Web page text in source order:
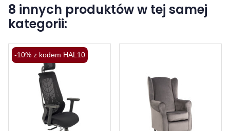
8 innych produktów w tej samej
kategorii:
-10% z kodem HAL10